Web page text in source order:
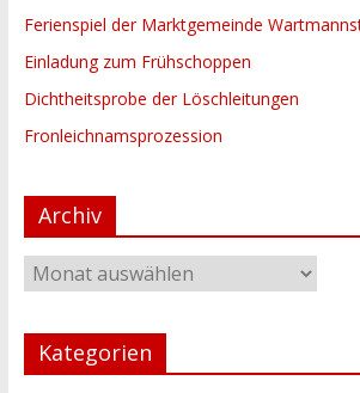
Ferienspiel der Marktgemeinde
Einladung zum Frühschoppen
Dichtheitsprobe der Löschleitungen
Fronleichnamsprozession
Archiv
Archiv
Kategorien